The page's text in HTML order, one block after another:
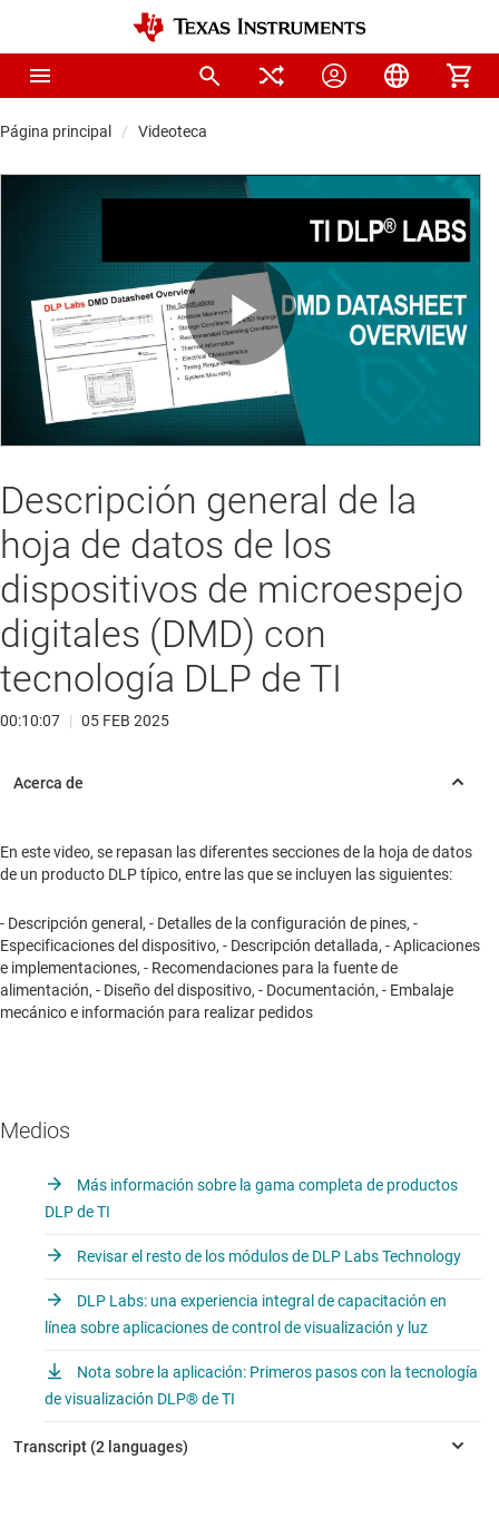
Página principal Videoteca
Play
Video
Descripción general de la
hoja de datos de los
dispositivos de microespejo
digitales (DMD) con
tecnología DLP de TI
00:10:07 | 05 FEB 2025
En este video, se repasan las diferentes secciones de la hoja de datos
de un producto DLP típico, entre las que se incluyen las siguientes:
- Descripción general, - Detalles de la configuración de pines, -
Especificaciones del dispositivo, - Descripción detallada, - Aplicaciones
e implementaciones, - Recomendaciones para la fuente de
alimentación, - Diseño del dispositivo, - Documentación, - Embalaje
mecánico e información para realizar pedidos
Medios
Más información sobre la gama completa de productos
DLP de TI
Revisar el resto de los módulos de DLP Labs Technology
DLP Labs: una experiencia integral de capacitación en
línea sobre aplicaciones de control de visualización y luz
Nota sobre la aplicación: Primeros pasos con la tecnología
de visualización DLP® de TI